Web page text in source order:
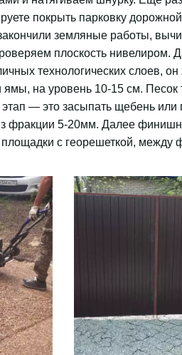
покрыть парковку
земляные работы,
плоскость нивелиром.
технологических слоев,
на уровень 10-15 см. Песок
— это засыпать щебень или
фракции 5-20мм. Далее
с георешеткой, между